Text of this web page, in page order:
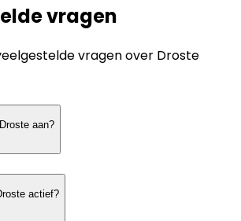
vragen
vragen over Droste
aan?
actief?